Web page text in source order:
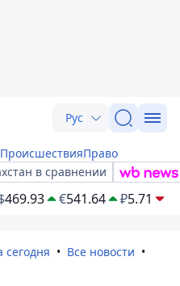
Рус
ПроисшествияПраво
в сравнении
469.93 €541.64 ₽5.71
сегодня
Все новости